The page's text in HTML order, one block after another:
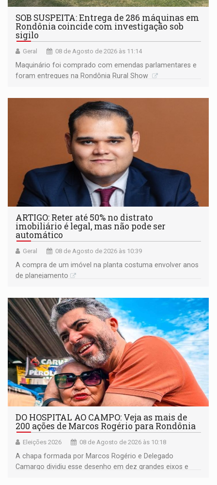
SOB SUSPEITA: Entrega de 286 máquinas em
Rondônia coincide com investigação sob
sigilo
Geral 08 de Agosto de 2026 às 11:14
Maquinário foi comprado com emendas parlamentares e
foram entregues na Rondônia Rural Show
ARTIGO: Reter até 50% no distrato
imobiliário é legal, mas não pode ser
automático
Geral 08 de Agosto de 2026 às 10:39
A compra de um imóvel na planta costuma envolver anos
de planejamento
DO HOSPITAL AO CAMPO: Veja as mais de
200 ações de Marcos Rogério para Rondônia
Eleições 2026 08 de Agosto de 2026 às 10:18
A chapa formada por Marcos Rogério e Delegado
Camargo dividiu esse desenho em dez grandes eixos e